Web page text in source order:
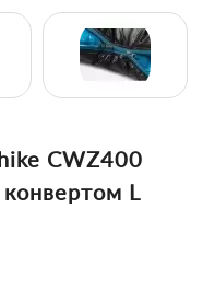
CWZ400
L